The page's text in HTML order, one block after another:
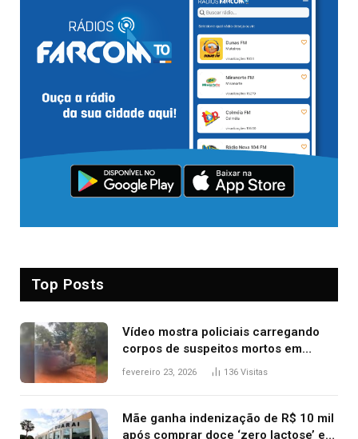
Top Posts
Vídeo mostra policiais carregando
corpos de suspeitos mortos em
confronto dentro de caminhonete
fevereiro 23, 2026 136 Visitas
Mãe ganha indenização de R$ 10 mil
após comprar doce ‘zero lactose’ e